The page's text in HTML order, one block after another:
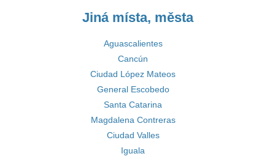
Jiná místa, města
Aguascalientes
Cancún
Ciudad López Mateos
General Escobedo
Santa Catarina
Magdalena Contreras
Ciudad Valles
Iguala